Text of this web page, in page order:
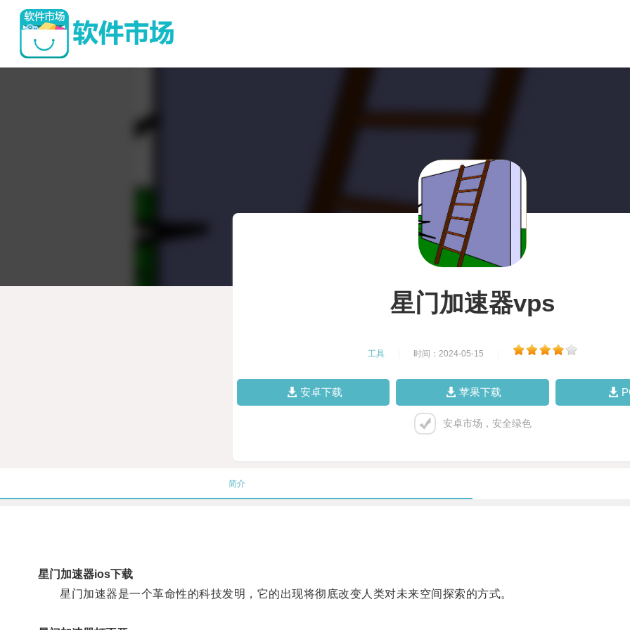
星门加速器vps
工具 时间：2024-05-15
安卓下载 苹果下载
安卓市场，安全绿色
简介
星门加速器ios下载
星门加速器是一个革命性的科技发明，它的出现将彻底改变人类对未来空间探索的方式。